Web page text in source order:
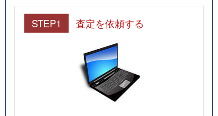
STEP1 査定を依頼する